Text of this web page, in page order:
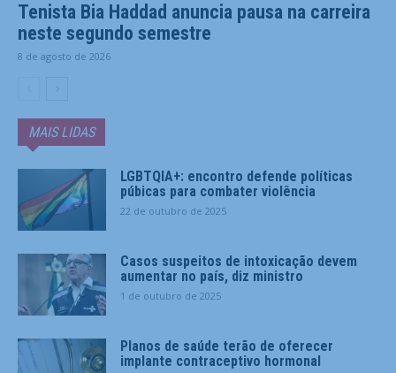
Tenista Bia Haddad anuncia pausa na carreira
neste segundo semestre
8 de agosto de 2026
MAIS LIDAS
LGBTQIA+: encontro defende políticas
púbicas para combater violência
22 de outubro de 2025
Casos suspeitos de intoxicação devem
aumentar no país, diz ministro
1 de outubro de 2025
Planos de saúde terão de oferecer
implante contraceptivo hormonal